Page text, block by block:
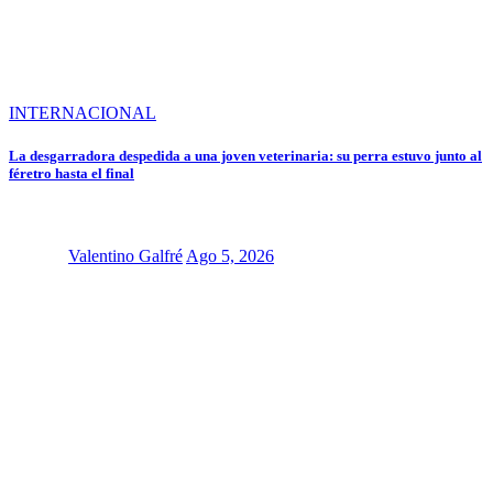
INTERNACIONAL
La desgarradora despedida a una joven veterinaria: su perra estuvo junto al
féretro hasta el final
Valentino Galfré Ago 5, 2026